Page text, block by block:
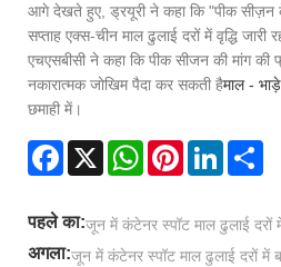
आगे देखते हुए, ड्रयूरी ने कहा कि "पीक
सप्ताह एक्स-चीन माल ढुलाई दरों में वृद्धि जारी
एचएसबीसी ने कहा कि पीक सीजन की मांग
नकारात्मक जोखिम पैदा कर सकती हैमाल -
छमाही में।
Facebook
X WhatsAppPinterestLinkedIn
पहले का:जून में कंटेनर स्पॉट माल ढुलाई दरों
अगला:जून में कंटेनर स्पॉट माल ढुलाई दरों में